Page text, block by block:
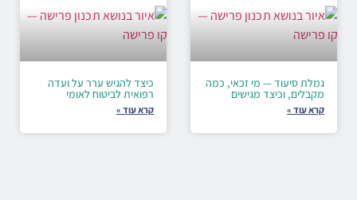
גמלת סיעוד — מי זכאי, כמה
מקבלים, וכיצד מגישים
קרא עוד »
כיצד להגיש ערר על ועדה
רפואית לביטוח לאומי
קרא עוד »